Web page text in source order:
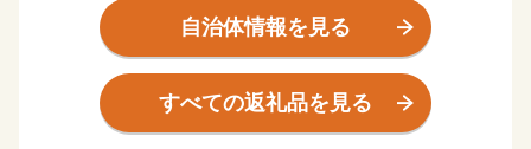
鹿児島県大隅半島の東岸に位置する町「ひがしくしら」
は、鹿児島空港から車で2時間、鹿児島中央駅からフェ
リーを乗り継いで２時間という、抜群のアクセシビリテ
ィを誇る農業漁業の町です！
自治体情報を見る
すべての返礼品を見る